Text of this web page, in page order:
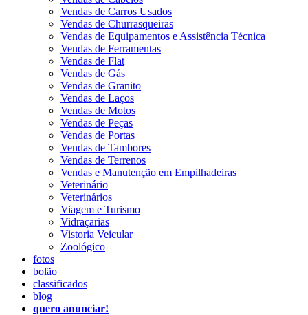
Vendas de Carros Usados
Vendas de Churrasqueiras
Vendas de Equipamentos e Assistência Técnica
Vendas de Ferramentas
Vendas de Flat
Vendas de Gás
Vendas de Granito
Vendas de Laços
Vendas de Motos
Vendas de Peças
Vendas de Portas
Vendas de Tambores
Vendas de Terrenos
Vendas e Manutenção em Empilhadeiras
Veterinário
Veterinários
Viagem e Turismo
Vidraçarias
Vistoria Veicular
Zoológico
fotos
bolão
classificados
blog
quero anunciar!